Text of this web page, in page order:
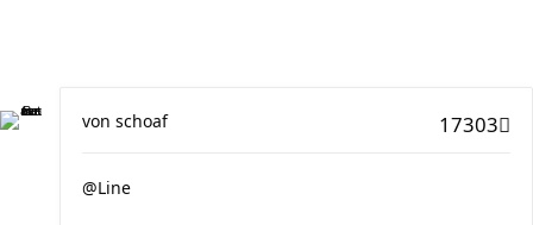
17303
von schoaf
@Line